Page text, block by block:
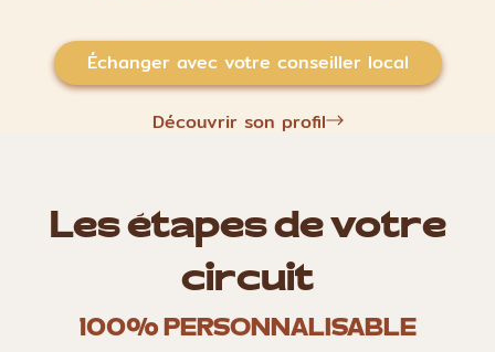
Échanger avec votre conseiller local
Découvrir son profil
Les étapes de votre
circuit
100% PERSONNALISABLE